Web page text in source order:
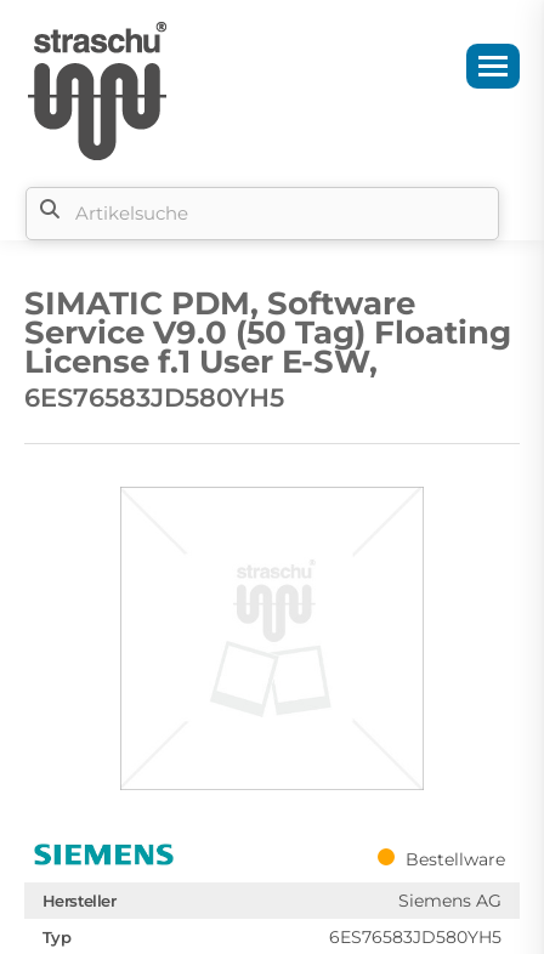
SIMATIC PDM, Software
Service V9.0 (50 Tag) Floating
License f.1 User E-SW,
6ES76583JD580YH5
Bestellware
Hersteller Siemens AG
Typ 6ES76583JD580YH5